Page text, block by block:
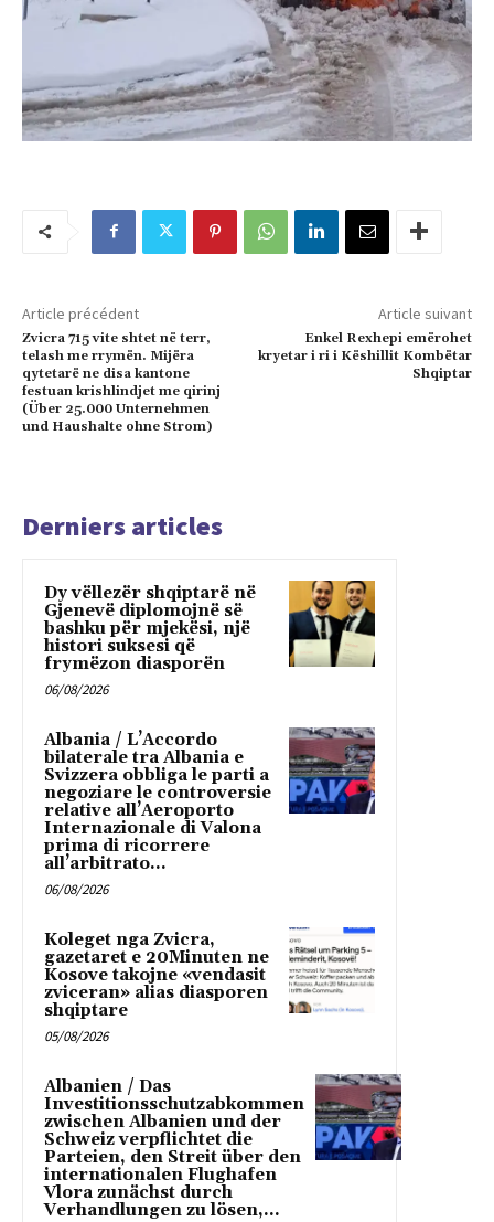
Article précédent
Zvicra 715 vite shtet në terr,
telash me rrymën. Mijëra
qytetarë ne disa kantone
festuan krishlindjet me qirinj
(Über 25.000 Unternehmen
und Haushalte ohne Strom)
Article suivant
Enkel Rexhepi emërohet
kryetar i ri i Këshillit Kombëtar
Shqiptar
Derniers articles
Dy vëllezër shqiptarë në
Gjenevë diplomojnë së
bashku për mjekësi, një
histori suksesi që
frymëzon diasporën
06/08/2026
Albania / L’Accordo
bilaterale tra Albania e
Svizzera obbliga le parti a
negoziare le controversie
relative all’Aeroporto
Internazionale di Valona
prima di ricorrere
all’arbitrato...
06/08/2026
Koleget nga Zvicra,
gazetaret e 20Minuten ne
Kosove takojne «vendasit
zviceran» alias diasporen
shqiptare
05/08/2026
Albanien / Das
Investitionsschutzabkommen
zwischen Albanien und der
Schweiz verpflichtet die
Parteien, den Streit über den
internationalen Flughafen
Vlora zunächst durch
Verhandlungen zu lösen,...